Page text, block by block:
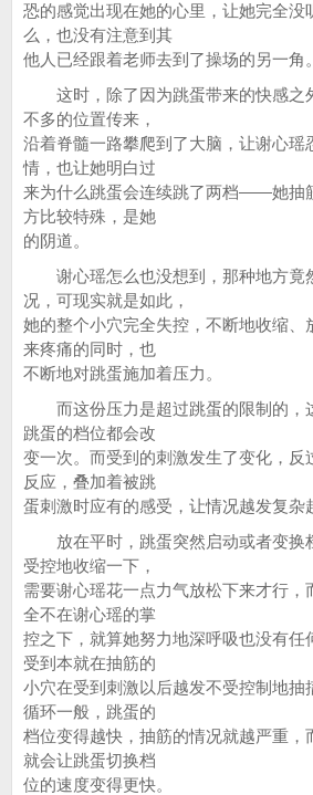
恐的感觉出现在她的心里，让她完全没
么，也没有注意到其
他人已经跟着老师去到了操场的另一角。
这时，除了因为跳蛋带来的快感之
不多的位置传来，
沿着脊髓一路攀爬到了大脑，让谢心瑶
情，也让她明白过
来为什么跳蛋会连续跳了两档——她抽
方比较特殊，是她
的阴道。
谢心瑶怎么也没想到，那种地方竟
况，可现实就是如此，
她的整个小穴完全失控，不断地收缩、
来疼痛的同时，也
不断地对跳蛋施加着压力。
而这份压力是超过跳蛋的限制的，
跳蛋的档位都会改
变一次。而受到的刺激发生了变化，反
反应，叠加着被跳
蛋刺激时应有的感受，让情况越发复杂
放在平时，跳蛋突然启动或者变换
受控地收缩一下，
需要谢心瑶花一点力气放松下来才行，
全不在谢心瑶的掌
控之下，就算她努力地深呼吸也没有任
受到本就在抽筋的
小穴在受到刺激以后越发不受控制地抽
循环一般，跳蛋的
档位变得越快，抽筋的情况就越严重，
就会让跳蛋切换档
位的速度变得更快。